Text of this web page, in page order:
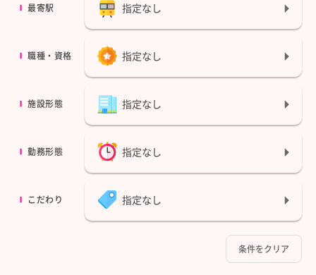
最寄駅 指定なし
職種・資格 指定なし
施設形態 指定なし
勤務形態 指定なし
こだわり 指定なし
条件をクリア